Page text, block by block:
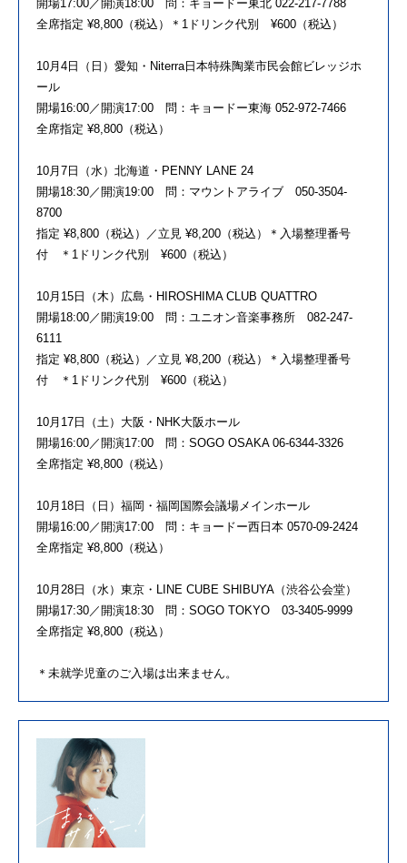
開場17:00／開演18:00 問：キョードー東北 022-217-7788
全席指定 ¥8,800（税込）＊1ドリンク代別 ¥600（税込）
10月4日（日）愛知・Niterra日本特殊陶業市民会館ビレッジホ
ール
開場16:00／開演17:00 問：キョードー東海 052-972-7466
全席指定 ¥8,800（税込）
10月7日（水）北海道・PENNY LANE 24
開場18:30／開演19:00 問：マウントアライブ 050-3504-
8700
指定 ¥8,800（税込）／立見 ¥8,200（税込）＊入場整理番号
付 ＊1ドリンク代別 ¥600（税込）
10月15日（木）広島・HIROSHIMA CLUB QUATTRO
開場18:00／開演19:00 問：ユニオン音楽事務所 082-247-
6111
指定 ¥8,800（税込）／立見 ¥8,200（税込）＊入場整理番号
付 ＊1ドリンク代別 ¥600（税込）
10月17日（土）大阪・NHK大阪ホール
開場16:00／開演17:00 問：SOGO OSAKA 06-6344-3326
全席指定 ¥8,800（税込）
10月18日（日）福岡・福岡国際会議場メインホール
開場16:00／開演17:00 問：キョードー西日本 0570-09-2424
全席指定 ¥8,800（税込）
10月28日（水）東京・LINE CUBE SHIBUYA（渋谷公会堂）
開場17:30／開演18:30 問：SOGO TOKYO 03-3405-9999
全席指定 ¥8,800（税込）
＊未就学児童のご入場は出来ません。